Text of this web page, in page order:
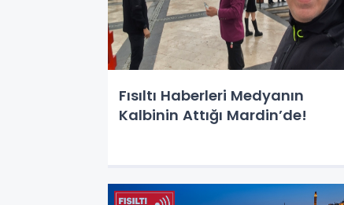
Fısıltı Haberleri Medyanın
Kalbinin Attığı Mardin’de!